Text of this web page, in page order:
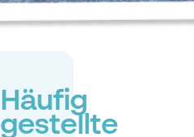
Häufig
gestellte